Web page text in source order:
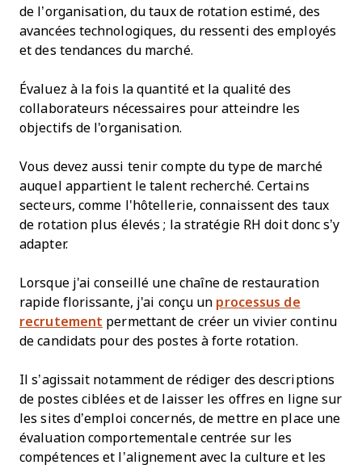
de l’organisation, du taux de rotation estimé, des
avancées technologiques, du ressenti des employés
et des tendances du marché.
Évaluez à la fois la quantité et la qualité des
collaborateurs nécessaires pour atteindre les
objectifs de l'organisation.
Vous devez aussi tenir compte du type de marché
auquel appartient le talent recherché. Certains
secteurs, comme l'hôtellerie, connaissent des taux
de rotation plus élevés ; la stratégie RH doit donc s’y
adapter.
Lorsque j'ai conseillé une chaîne de restauration
rapide florissante, j'ai conçu un processus de
recrutement permettant de créer un vivier continu
de candidats pour des postes à forte rotation.
Il s’agissait notamment de rédiger des descriptions
de postes ciblées et de laisser les offres en ligne sur
les sites d’emploi concernés, de mettre en place une
évaluation comportementale centrée sur les
compétences et l’alignement avec la culture et les